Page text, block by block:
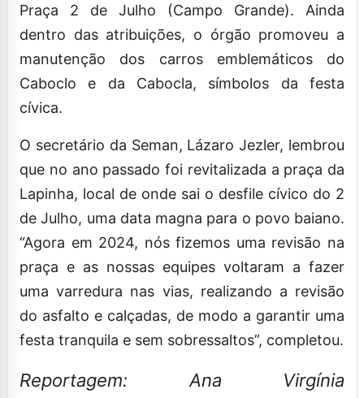
Praça 2 de Julho (Campo Grande). Ainda
dentro das atribuições, o órgão promoveu a
manutenção dos carros emblemáticos do
Caboclo e da Cabocla, símbolos da festa
cívica.
O secretário da Seman, Lázaro Jezler, lembrou
que no ano passado foi revitalizada a praça da
Lapinha, local de onde sai o desfile cívico do 2
de Julho, uma data magna para o povo baiano.
“Agora em 2024, nós fizemos uma revisão na
praça e as nossas equipes voltaram a fazer
uma varredura nas vias, realizando a revisão
do asfalto e calçadas, de modo a garantir uma
festa tranquila e sem sobressaltos”, completou.
Reportagem: Ana Virgínia